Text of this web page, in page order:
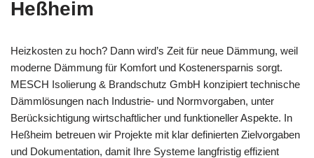
Heßheim
Heizkosten zu hoch? Dann wird’s Zeit für neue Dämmung, weil
moderne Dämmung für Komfort und Kostenersparnis sorgt.
MESCH Isolierung & Brandschutz GmbH konzipiert technische
Dämmlösungen nach Industrie- und Normvorgaben, unter
Berücksichtigung wirtschaftlicher und funktioneller Aspekte. In
Heßheim betreuen wir Projekte mit klar definierten Zielvorgaben
und Dokumentation, damit Ihre Systeme langfristig effizient